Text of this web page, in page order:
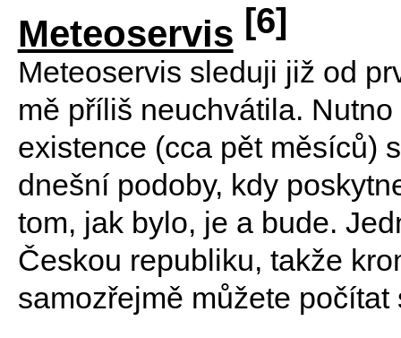
Meteoservis [6]
Meteoservis sleduji již od
mě příliš neuchvátila.
existence (cca pět měsíců)
dnešní podoby, kdy
tom, jak bylo, je a bude.
Českou republiku, takže
samozřejmě můžete počítat